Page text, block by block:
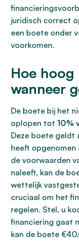
juridisch correct
een boete onder
voorkomen.
Hoe hoog
wanneer
De boete bij het
oplopen tot 10%
Deze boete geldt
heeft opgenomen
de voorwaarden
naleeft, kan de
wettelijk
cruciaal om het
regelen. Stel, u
financiering gaat
kan de boete